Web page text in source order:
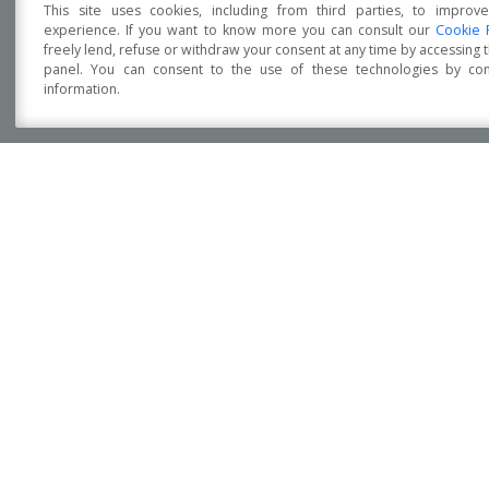
Open Accessibility
¿ESTÁS INTERESADO?
This site uses cookies, including from third parties, to
experience. If you want to know more you can consult our Cookie
freely lend, refuse or withdraw your consent at any time by accessing
panel. You can consent to the use of these technologies by
information.